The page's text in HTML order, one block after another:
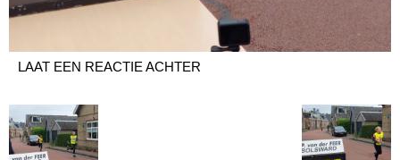
LAAT EEN REACTIE ACHTER